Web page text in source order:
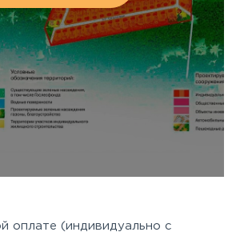
оплате (индивидуально с